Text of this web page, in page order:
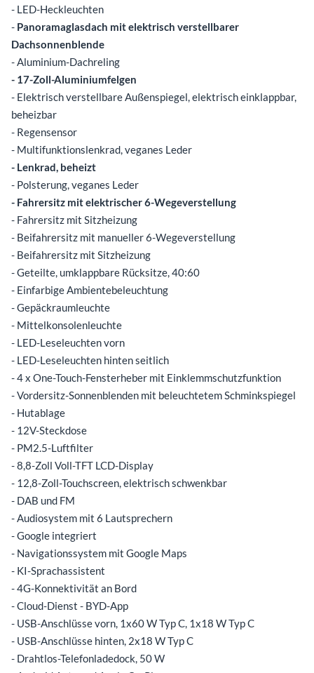
- LED-Heckleuchten
- Panoramaglasdach mit elektrisch verstellbarer
Dachsonnenblende
- Aluminium-Dachreling
- 17-Zoll-Aluminiumfelgen
- Elektrisch verstellbare Außenspiegel, elektrisch einklappbar,
beheizbar
- Regensensor
- Multifunktionslenkrad, veganes Leder
- Lenkrad, beheizt
- Polsterung, veganes Leder
- Fahrersitz mit elektrischer 6-Wegeverstellung
- Fahrersitz mit Sitzheizung
- Beifahrersitz mit manueller 6-Wegeverstellung
- Beifahrersitz mit Sitzheizung
- Geteilte, umklappbare Rücksitze, 40:60
- Einfarbige Ambientebeleuchtung
- Gepäckraumleuchte
- Mittelkonsolenleuchte
- LED-Leseleuchten vorn
- LED-Leseleuchten hinten seitlich
- 4 x One-Touch-Fensterheber mit Einklemmschutzfunktion
- Vordersitz-Sonnenblenden mit beleuchtetem Schminkspiegel
- Hutablage
- 12V-Steckdose
- PM2.5-Luftfilter
- 8,8-Zoll Voll-TFT LCD-Display
- 12,8-Zoll-Touchscreen, elektrisch schwenkbar
- DAB und FM
- Audiosystem mit 6 Lautsprechern
- Google integriert
- Navigationssystem mit Google Maps
- KI-Sprachassistent
- 4G-Konnektivität an Bord
- Cloud-Dienst - BYD-App
- USB-Anschlüsse vorn, 1x60 W Typ C, 1x18 W Typ C
- USB-Anschlüsse hinten, 2x18 W Typ C
- Drahtlos-Telefonladedock, 50 W